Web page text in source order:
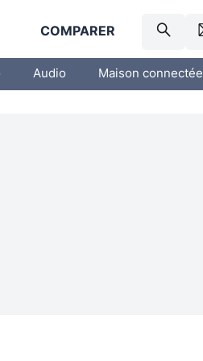
COMPARER
Audio Maison connectée